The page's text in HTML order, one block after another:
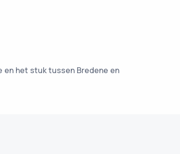
en het stuk tussen Bredene en